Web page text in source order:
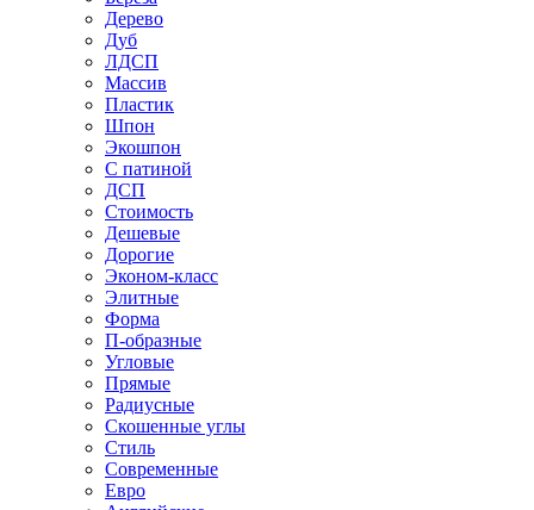
Дерево
Дуб
ЛДСП
Массив
Пластик
Шпон
Экошпон
С патиной
ДСП
Стоимость
Дешевые
Дорогие
Эконом-класс
Элитные
Форма
П-образные
Угловые
Прямые
Радиусные
Скошенные углы
Стиль
Современные
Евро